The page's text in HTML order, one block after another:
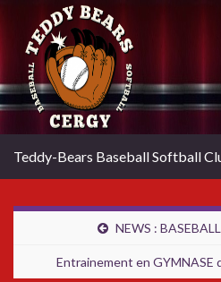
Teddy-Bears Baseball Softball
NEWS :
Entrainement en GYMNASE